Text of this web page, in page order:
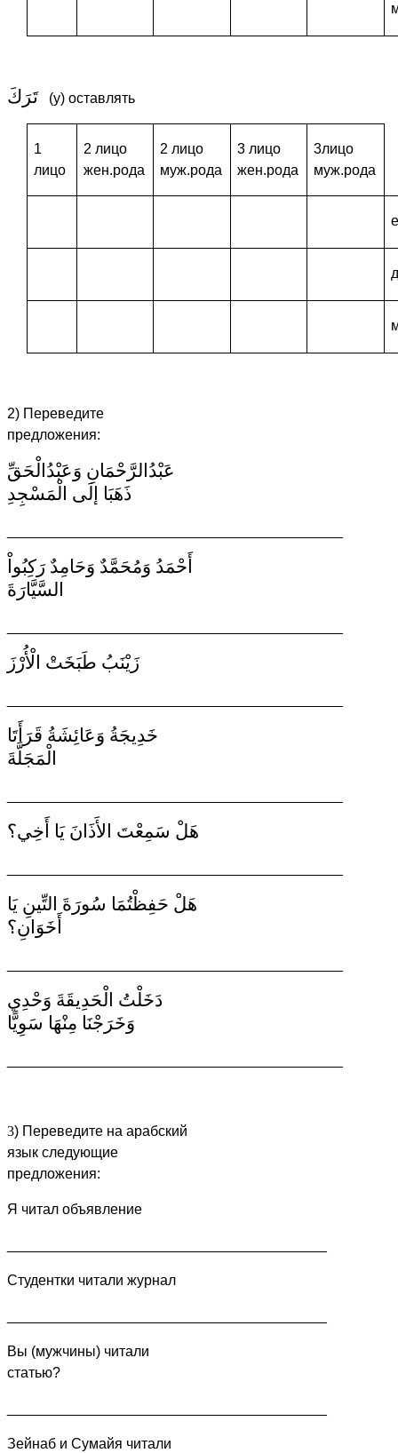
تَرَكَ (у) оставлять
1
лицо
2 лицо
жен.рода
2 лицо
муж.рода
3 лицо
жен.рода
3лицо
муж.рода
2) Переведите
предложения:
عَبْدُالرَّحْمَانِ وَعَبْدُالْحَقِّ
ذَهَبَا إلَى الْمَسْجِدِ
أَحْمَدُ وَمُحَمَّدٌ وَحَامِدٌ رَكِبُواْ
السَّيَّارَةَ
زَيْنَبُ طَبَخَتْ الْأُرْزَ
خَدِيجَةُ وَعَائِشَةُ قَرَأَتَا
الْمَجَلَّةَ
هَلْ سَمِعْتَ الأَذَانَ يَا أَخِي؟
هَلْ حَفِظْتُمَا سُورَةَ التِّينِ يَا
أَخَوَانِ؟
دَخَلْتُ الْحَدِيقَةَ وَحْدِي
وَخَرَجْنَا مِنْهَا سَوِيًّا
3) Переведите на арабский
язык следующие
предложения:
Я читал объявление
Студентки читали журнал
Вы (мужчины) читали
статью?
Зейнаб и Сумайя читали